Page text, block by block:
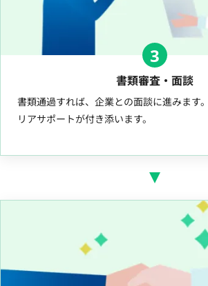
3
書類審査・面談
書類通過すれば、企業との面談に進みます
リアサポートが付き添います。